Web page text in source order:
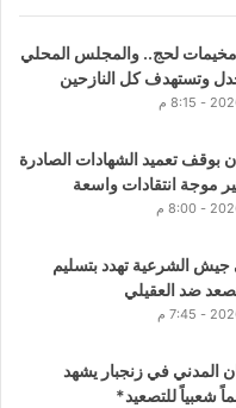
لحج.. والمجلس المحلي
وتستهدف كل النازحين
تعميد الشهادات الصادرة
موجة انتقادات واسعة
الشرعية تهدد بتسليم
ضد العقيلي
المدني في زنجبار يشهد
شعبياً للتصعيد*